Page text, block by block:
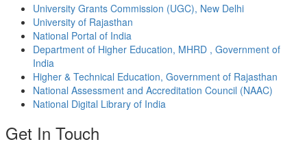
University Grants Commission (UGC), New Delhi
University of Rajasthan
National Portal of India
Department of Higher Education, MHRD , Government of
India
Higher & Technical Education, Government of Rajasthan
National Assessment and Accreditation Council (NAAC)
National Digital Library of India
Get In Touch